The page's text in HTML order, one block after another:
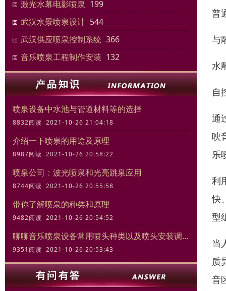
激光水幕电影喷泉 199
武汉水景喷泉设计 544
武汉供应喷泉控制系统 366
音乐喷泉工程制作安装 132
喷泉设备中水池与管道材料等的选择
8832阅读 2021-10-26 21:04:18
介绍一下喷泉的用途及原理
8987阅读 2021-10-26 20:58:22
喷泉公司：波光喷泉和光亮跳泉应用
8744阅读 2021-10-26 20:55:58
带你了解喷泉的种类和原理
9482阅读 2021-10-26 20:54:52
聊聊音乐喷泉设备常用喷头种类以及喷头安装调试规范
9351阅读 2021-10-26 20:53:43
普
与
水
自
通
映
乐
利
快
型
当
质
音